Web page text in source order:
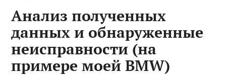
Анализ полученных
данных и обнаруженные
неисправности (на
примере моей BMW)